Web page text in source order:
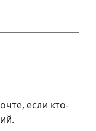
если кто-